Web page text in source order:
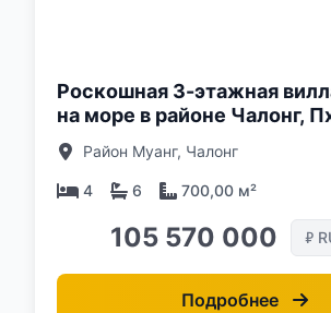
Роскошная 3-этажная
на море в районе Чалонг,
Vista Luxury villas
Район Муанг, Чалонг
4 6 700,00 м²
105 570 000 ₽
Подробнее